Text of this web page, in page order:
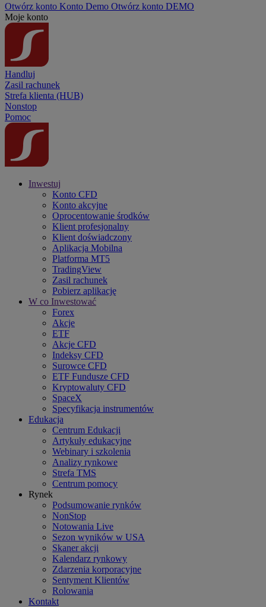
Otwórz konto Konto Demo Otwórz konto DEMO
Moje konto
Handluj
Zasil rachunek
Strefa klienta (HUB)
Nonstop
Pomoc
Inwestuj
Konto CFD
Konto akcyjne
Oprocentowanie środków
Klient profesjonalny
Klient doświadczony
Aplikacja Mobilna
Platforma MT5
TradingView
Zasil rachunek
Pobierz aplikację
W co Inwestować
Forex
Akcje
ETF
Akcje CFD
Indeksy CFD
Surowce CFD
ETF Fundusze CFD
Kryptowaluty CFD
SpaceX
Specyfikacja instrumentów
Edukacja
Centrum Edukacji
Artykuły edukacyjne
Webinary i szkolenia
Analizy rynkowe
Strefa TMS
Centrum pomocy
Rynek
Podsumowanie rynków
NonStop
Notowania Live
Sezon wyników w USA
Skaner akcji
Kalendarz rynkowy
Zdarzenia korporacyjne
Sentyment Klientów
Rolowania
Kontakt